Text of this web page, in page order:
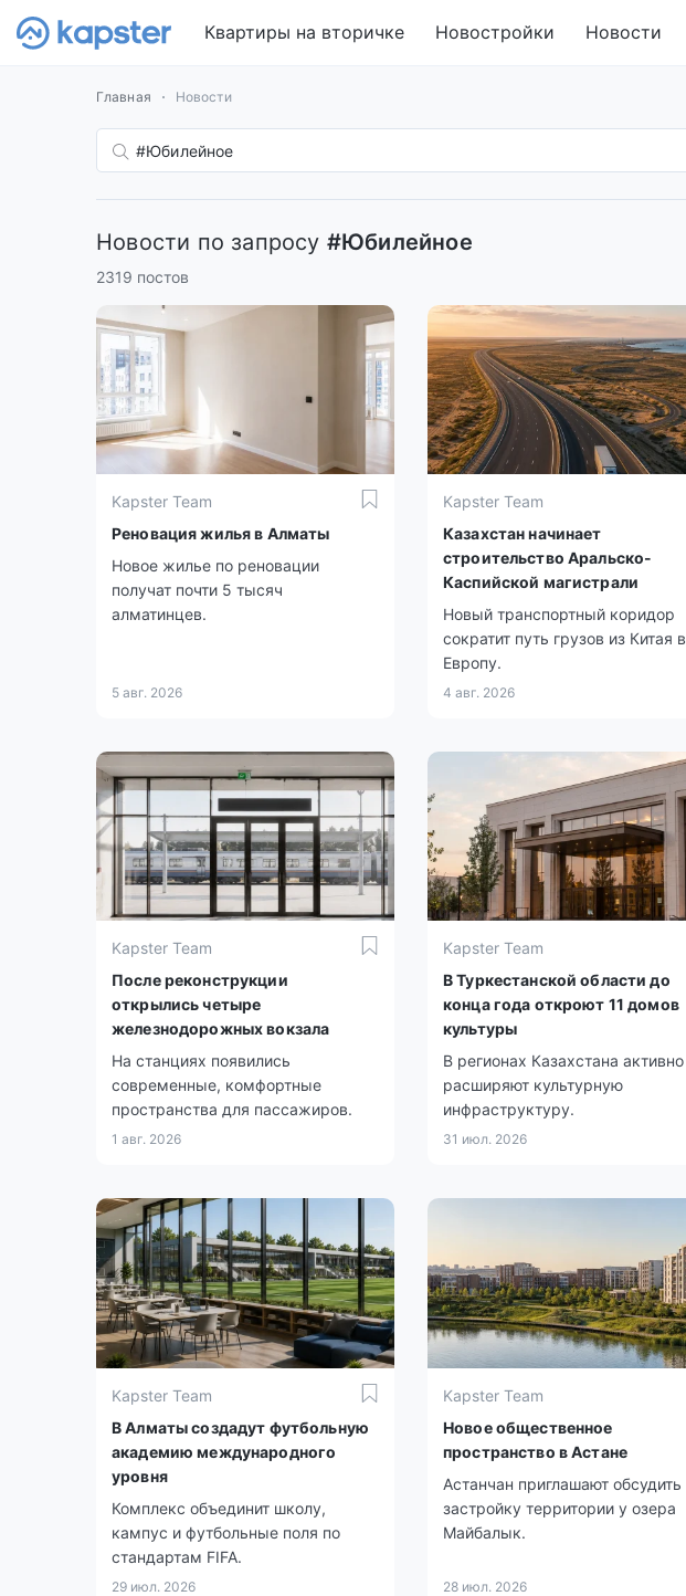
Квартиры на вторичке Новостройки Новости
Главная Новости
Новости по запросу #Юбилейное
2319 постов
Kapster Team
Реновация жилья в Алматы
Новое жилье по реновации
получат почти 5 тысяч
алматинцев.
5 авг. 2026
Kapster Team
Казахстан начинает
строительство Аральско-
Каспийской магистрали
Новый транспортный коридор
сократит путь грузов из Китая в
Европу.
4 авг. 2026
Kapster Team
После реконструкции
открылись четыре
железнодорожных вокзала
На станциях появились
современные, комфортные
пространства для пассажиров.
1 авг. 2026
Kapster Team
В Туркестанской области до
конца года откроют 11 домов
культуры
В регионах Казахстана активно
расширяют культурную
инфраструктуру.
31 июл. 2026
Kapster Team
В Алматы создадут футбольную
академию международного
уровня
Комплекс объединит школу,
кампус и футбольные поля по
стандартам FIFA.
29 июл. 2026
Kapster Team
Новое общественное
пространство в Астане
Астанчан приглашают обсудить
застройку территории у озера
Майбалык.
28 июл. 2026